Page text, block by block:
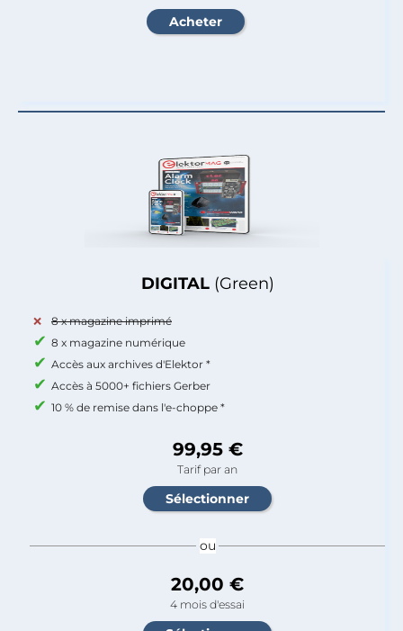
DIGITAL (Green)
8 x magazine imprimé
8 x magazine numérique
Accès aux archives d'Elektor *
Accès à 5000+ fichiers Gerber
10 % de remise dans l'e-choppe *
99,95 €
Tarif par an
ou
20,00 €
4 mois d'essai